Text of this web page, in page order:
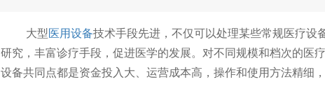
大型医用设备技术手段先进，不仅可以处理某些常规医疗设
研究，丰富诊疗手段，促进医学的发展。对不同规模和档次的医
设备共同点都是资金投入大、运营成本高，操作和使用方法精细，